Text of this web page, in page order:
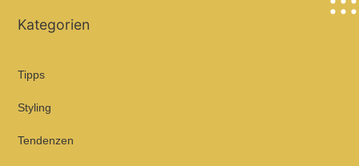
Kategorien
Tipps
Styling
Tendenzen